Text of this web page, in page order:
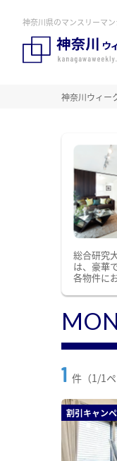
神奈川県のマンスリーマ
神奈川ウィー
総合研究
は、豪華
各物件に
1 件（1/1ペ
割引キャン